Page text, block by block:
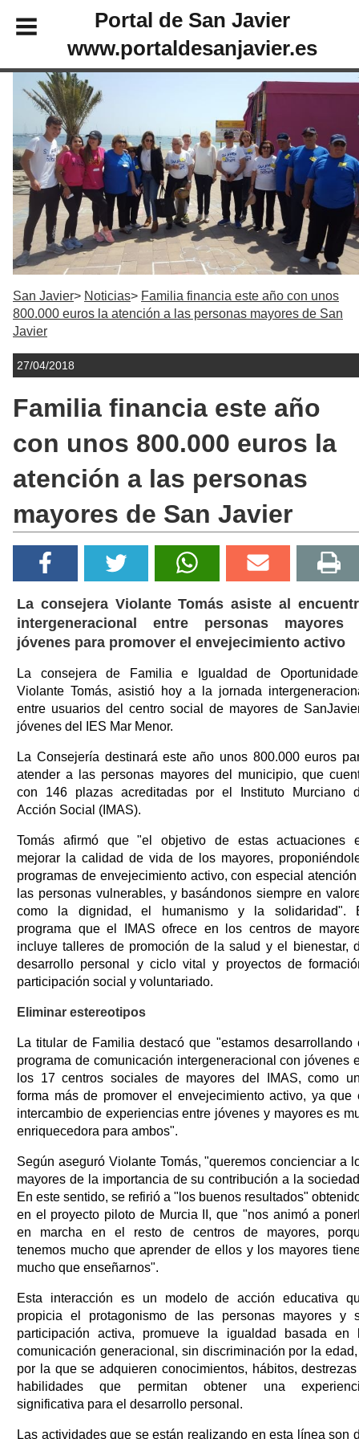
Portal de San Javier
www.portaldesanjavier.es
San Javier Noticias
Familia financia este año con unos
800.000 euros la atención a las personas mayores de San
Javier
27/04/2018
Familia financia este año
con unos 800.000 euros la
atención a las personas
mayores de San Javier
La consejera Violante Tomás asiste al
intergeneracional entre personas mayores
jóvenes para promover el envejecimiento activo
La consejera de Familia e Igualdad de
Violante Tomás, asistió hoy a la jornada
entre usuarios del centro social de mayores de
jóvenes del IES Mar Menor.
La Consejería destinará este año unos 800.000 euros
atender a las personas mayores del municipio, que
con 146 plazas acreditadas por el Instituto Murciano
Acción Social (IMAS).
Tomás afirmó que "el objetivo de estas actuaciones
mejorar la calidad de vida de los mayores,
programas de envejecimiento activo, con especial
las personas vulnerables, y basándonos siempre en
como la dignidad, el humanismo y la solidaridad".
programa que el IMAS ofrece en los centros de
incluye talleres de promoción de la salud y el bienestar,
desarrollo personal y ciclo vital y proyectos de
participación social y voluntariado.
Eliminar estereotipos
La titular de Familia destacó que "estamos desarrollando
programa de comunicación intergeneracional con jóvenes
los 17 centros sociales de mayores del IMAS, como
forma más de promover el envejecimiento activo, ya que
intercambio de experiencias entre jóvenes y mayores es
enriquecedora para ambos".
Según aseguró Violante Tomás, "queremos concienciar a
mayores de la importancia de su contribución a la
En este sentido, se refirió a "los buenos resultados"
en el proyecto piloto de Murcia II, que "nos animó a
en marcha en el resto de centros de mayores,
tenemos mucho que aprender de ellos y los mayores
mucho que enseñarnos".
Esta interacción es un modelo de acción educativa
propicia el protagonismo de las personas mayores y
participación activa, promueve la igualdad basada en
comunicación generacional, sin discriminación por la
por la que se adquieren conocimientos, hábitos,
habilidades que permitan obtener una
significativa para el desarrollo personal.
Las actividades que se están realizando en esta línea son